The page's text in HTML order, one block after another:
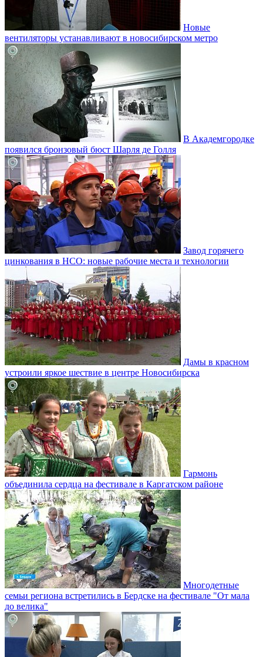
Новые
вентиляторы устанавливают в новосибирском метро
В Академгородке
появился бронзовый бюст Шарля де Голля
Завод горячего
цинкования в НСО: новые рабочие места и технологии
Дамы в красном
устроили яркое шествие в центре Новосибирска
Гармонь
объединила сердца на фестивале в Каргатском районе
Многодетные
семьи региона встретились в Бердске на фестивале "От мала
до велика"